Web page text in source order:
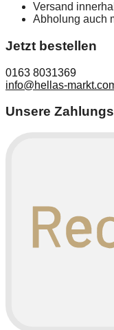
Versand
Abholung auch
Jetzt bestellen
0163 8031369
info@hellas-
Unsere